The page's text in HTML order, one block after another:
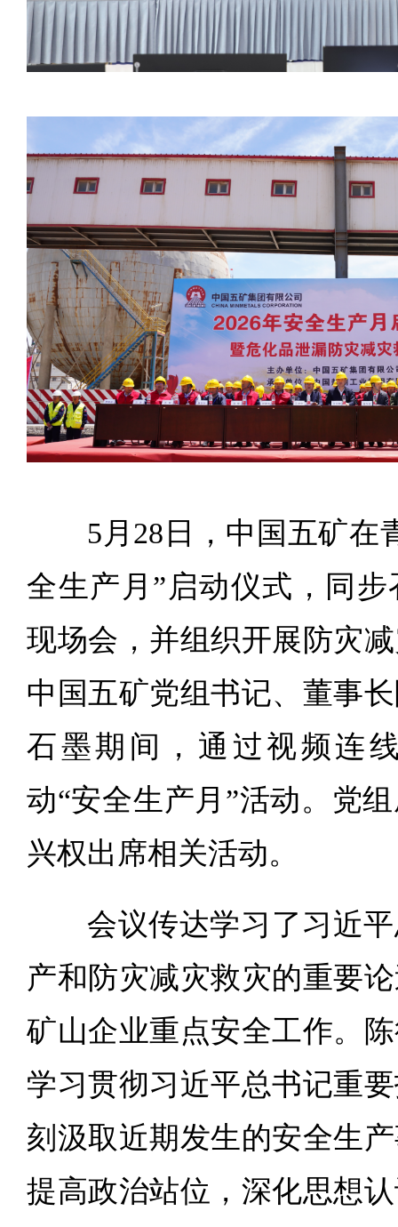
5月28日，中国五矿在
全生产月”启动仪式，同
现场会，并组织开展防灾
中国五矿党组书记、董事
石墨期间，通过视频连
动“安全生产月”活动。党
兴权出席相关活动。
会议传达学习了习近
产和防灾减灾救灾的重要
矿山企业重点安全工作。
学习贯彻习近平总书记重
刻汲取近期发生的安全生
提高政治站位，深化思想